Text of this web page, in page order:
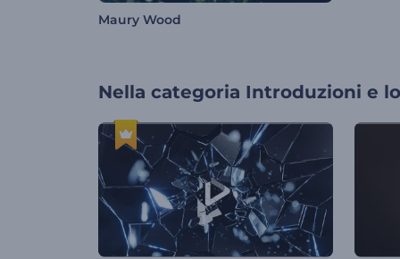
Maury Wood
Nella categoria Introduzioni e